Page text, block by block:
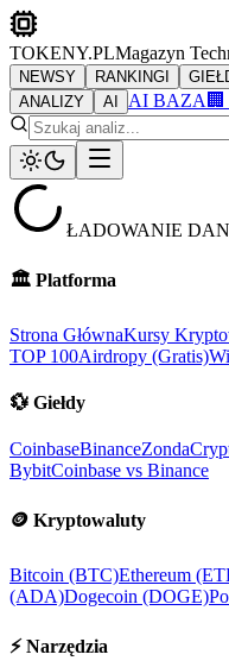
TOKENY.PLMagazyn
NEWSY RANKINGI
ANALIZY
AI AI BAZA
ŁADOWANIE
🏛️ Platforma
Strona GłównaKursy
TOP 100Airdropy (Gratis)
💱 Giełdy
CoinbaseBinance
BybitCoinbase vs Binance
🪙 Kryptowaluty
Bitcoin (BTC)Ethereum
(ADA)Dogecoin (DOGE)
⚡ Narzędzia